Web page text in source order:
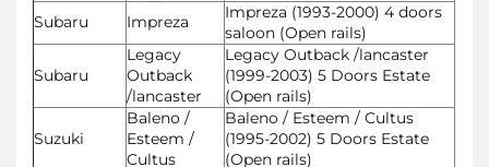
Subaru
Impreza
Impreza (1993-2000) 4 doors
saloon (Open rails)
Subaru
Legacy
Outback
/lancaster
Legacy Outback /lancaster
(1999-2003) 5 Doors Estate
(Open rails)
Suzuki
Baleno /
Esteem /
Cultus
Baleno / Esteem / Cultus
(1995-2002) 5 Doors Estate
(Open rails)